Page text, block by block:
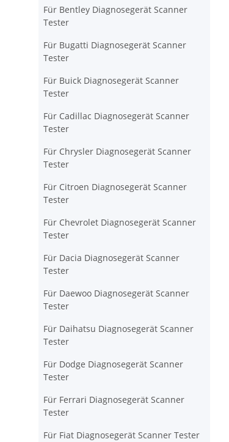
Für Bentley Diagnosegerät Scanner
Tester
Für Bugatti Diagnosegerät Scanner
Tester
Für Buick Diagnosegerät Scanner
Tester
Für Cadillac Diagnosegerät Scanner
Tester
Für Chrysler Diagnosegerät Scanner
Tester
Für Citroen Diagnosegerät Scanner
Tester
Für Chevrolet Diagnosegerät Scanner
Tester
Für Dacia Diagnosegerät Scanner
Tester
Für Daewoo Diagnosegerät Scanner
Tester
Für Daihatsu Diagnosegerät Scanner
Tester
Für Dodge Diagnosegerät Scanner
Tester
Für Ferrari Diagnosegerät Scanner
Tester
Für Fiat Diagnosegerät Scanner Tester